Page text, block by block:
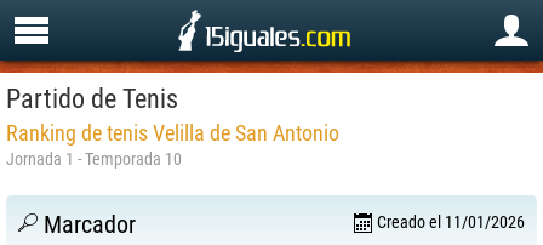
Partido de Tenis
Ranking de tenis Velilla de San Antonio
Jornada 1 - Temporada 10
Marcador Creado el 11/01/2026